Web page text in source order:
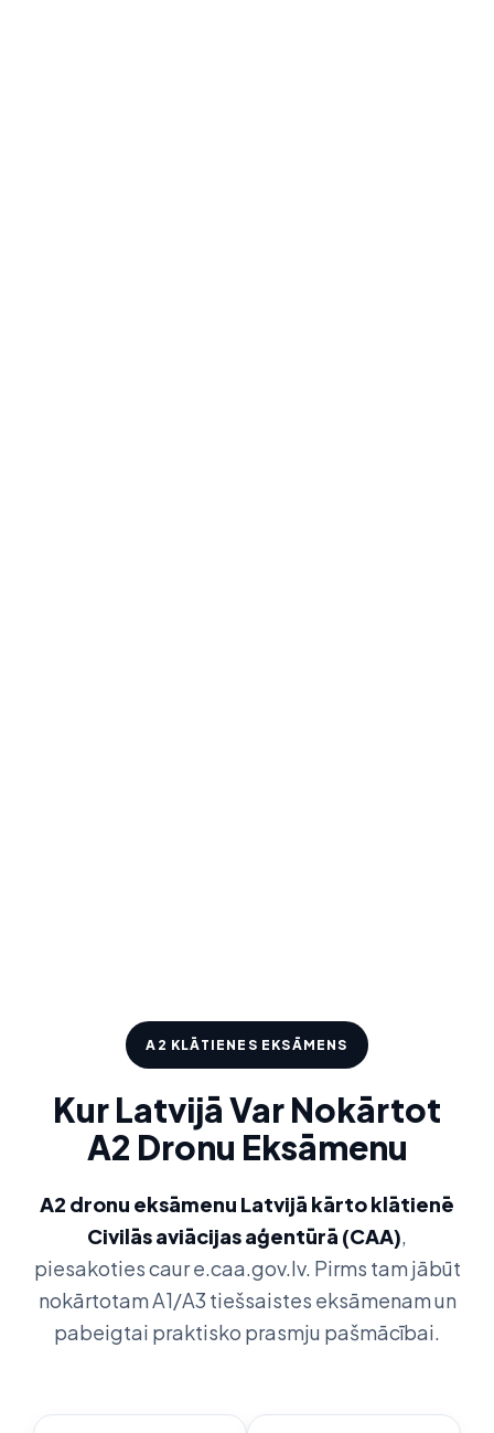
A2 KLĀTIENES EKSĀMENS
Kur Latvijā Var Nokārtot
A2 Dronu Eksāmenu
A2 dronu eksāmenu Latvijā kārto klātienē
Civilās aviācijas aģentūrā (CAA)
piesakoties caur e.caa.gov.lv. Pirms tam jābūt
nokārtotam A1/A3 tiešsaistes eksāmenam un
pabeigtai praktisko prasmju pašmācībai.